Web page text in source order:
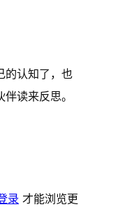
的认知了，也
读来反思。
录 才能浏览更